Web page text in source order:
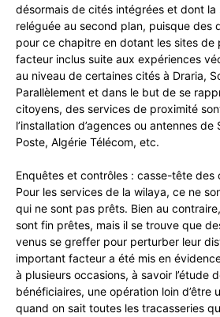
désormais de cités intégrées et dont la
reléguée au second plan, puisque des
pour ce chapitre en dotant les sites de
facteur inclus suite aux expériences
au niveau de certaines cités à Draria,
Parallèlement et dans le but de se
citoyens, des services de proximité
l’installation d’agences ou antennes de
Poste, Algérie Télécom, etc.
Enquêtes et contrôles : casse-tête des
Pour les services de la wilaya, ce ne
qui ne sont pas prêts. Bien au
sont fin prêtes, mais il se trouve que
venus se greffer pour perturber leur
important facteur a été mis en
à plusieurs occasions, à savoir l’étude
bénéficiaires, une opération loin d’être
quand on sait toutes les tracasseries